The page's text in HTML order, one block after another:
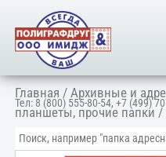
Тел: 8 (800) 555-80-54,+7 (499)
Главная /Архивные и
планшеты, прочие папки /
Папка адресная